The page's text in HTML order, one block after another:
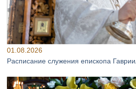
01.08.2026
Расписание служения епископа